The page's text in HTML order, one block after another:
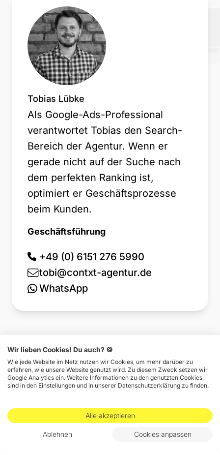
Tobias Lübke
Als Google-Ads-Professional
verantwortet Tobias den Search-
Bereich der Agentur. Wenn er
gerade nicht auf der Suche nach
dem perfekten Ranking ist,
optimiert er Geschäftsprozesse
beim Kunden.
Geschäftsführung
+49 (0) 6151 276 5990
tobi@contxt-agentur.de
WhatsApp
Kostenloses Beratungsgespräch
Wir lieben Cookies! Du auch? 🍪
Wie jede Website im Netz nutzen wir Cookies, um mehr darüber zu
erfahren, wie unsere Website genutzt wird. Zu diesem Zweck setzen wir
Google Analytics ein. Weitere Informationen zu den genutzten Cookies
sind in den Einstellungen und in unserer Datenschutzerklärung zu finden.
Alle akzeptieren
Ablehnen Cookies anpassen